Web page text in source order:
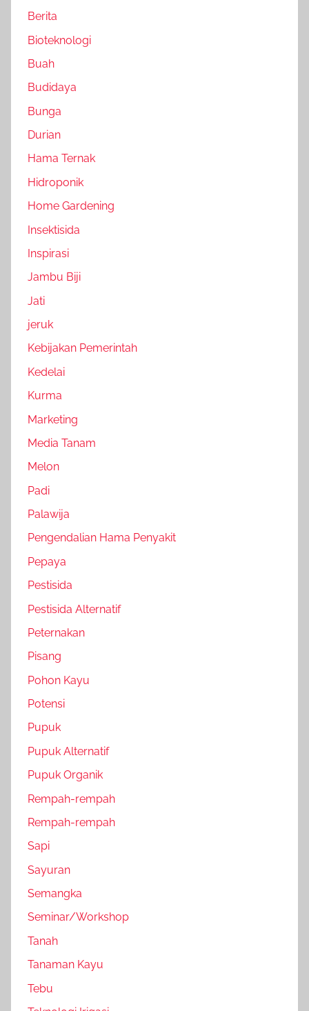
Berita
Bioteknologi
Buah
Budidaya
Bunga
Durian
Hama Ternak
Hidroponik
Home Gardening
Insektisida
Inspirasi
Jambu Biji
Jati
jeruk
Kebijakan Pemerintah
Kedelai
Kurma
Marketing
Media Tanam
Melon
Padi
Palawija
Pengendalian Hama Penyakit
Pepaya
Pestisida
Pestisida Alternatif
Peternakan
Pisang
Pohon Kayu
Potensi
Pupuk
Pupuk Alternatif
Pupuk Organik
Rempah-rempah
Rempah-rempah
Sapi
Sayuran
Semangka
Seminar/Workshop
Tanah
Tanaman Kayu
Tebu